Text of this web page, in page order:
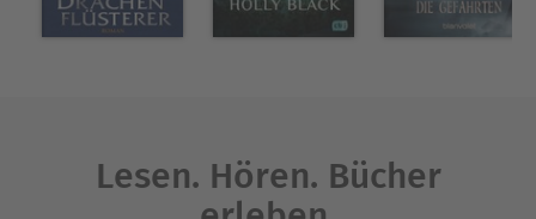
Lesen. Hören. Bücher